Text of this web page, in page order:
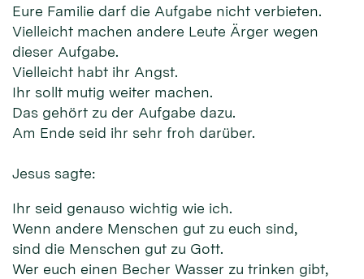
Eure Familie darf die Aufgabe nicht verbieten.
Vielleicht machen andere Leute Ärger wegen
dieser Aufgabe.
Vielleicht habt ihr Angst.
Ihr sollt mutig weiter machen.
Das gehört zu der Aufgabe dazu.
Am Ende seid ihr sehr froh darüber.
Jesus sagte:
Ihr seid genauso wichtig wie ich.
Wenn andere Menschen gut zu euch sind,
sind die Menschen gut zu Gott.
Wer euch einen Becher Wasser zu trinken gibt,